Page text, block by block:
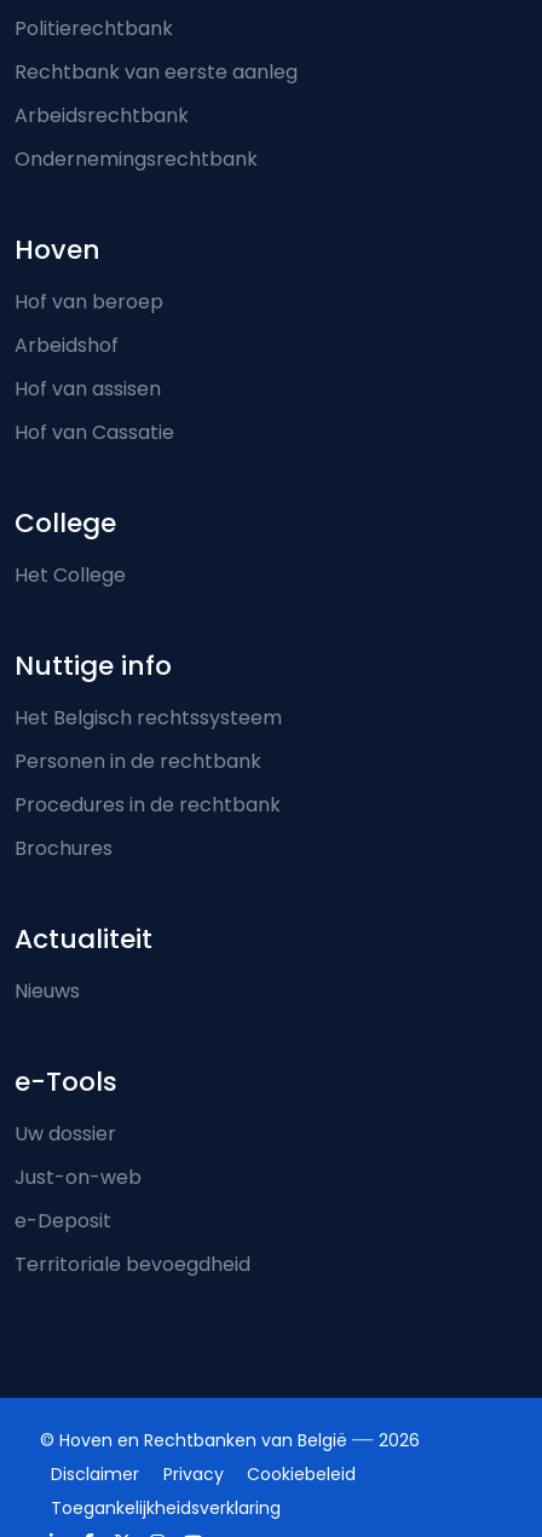
Politierechtbank
Rechtbank van eerste aanleg
Arbeidsrechtbank
Ondernemingsrechtbank
Hoven
Hof van beroep
Arbeidshof
Hof van assisen
Hof van Cassatie
College
Het College
Nuttige info
Het Belgisch rechtssysteem
Personen in de rechtbank
Procedures in de rechtbank
Brochures
Actualiteit
Nieuws
e-Tools
Uw dossier
Just-on-web
e-Deposit
Territoriale bevoegdheid
© Hoven en Rechtbanken van België
2026
Disclaimer
Privacy
Cookiebeleid
Toegankelijkheidsverklaring